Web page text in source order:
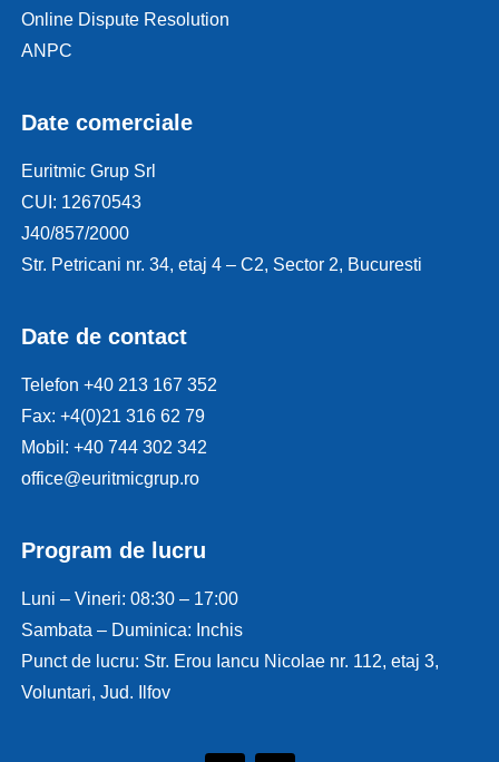
Online Dispute Resolution
ANPC
Date comerciale
Euritmic Grup Srl
CUI: 12670543
J40/857/2000
Str. Petricani nr. 34, etaj 4 – C2, Sector 2, Bucuresti
Date de contact
Telefon +40 213 167 352
Fax: +4(0)21 316 62 79
Mobil: +40 744 302 342
office@euritmicgrup.ro
Program de lucru
Luni – Vineri: 08:30 – 17:00
Sambata – Duminica: Inchis
Punct de lucru: Str. Erou Iancu Nicolae nr. 112, etaj 3,
Voluntari, Jud. Ilfov